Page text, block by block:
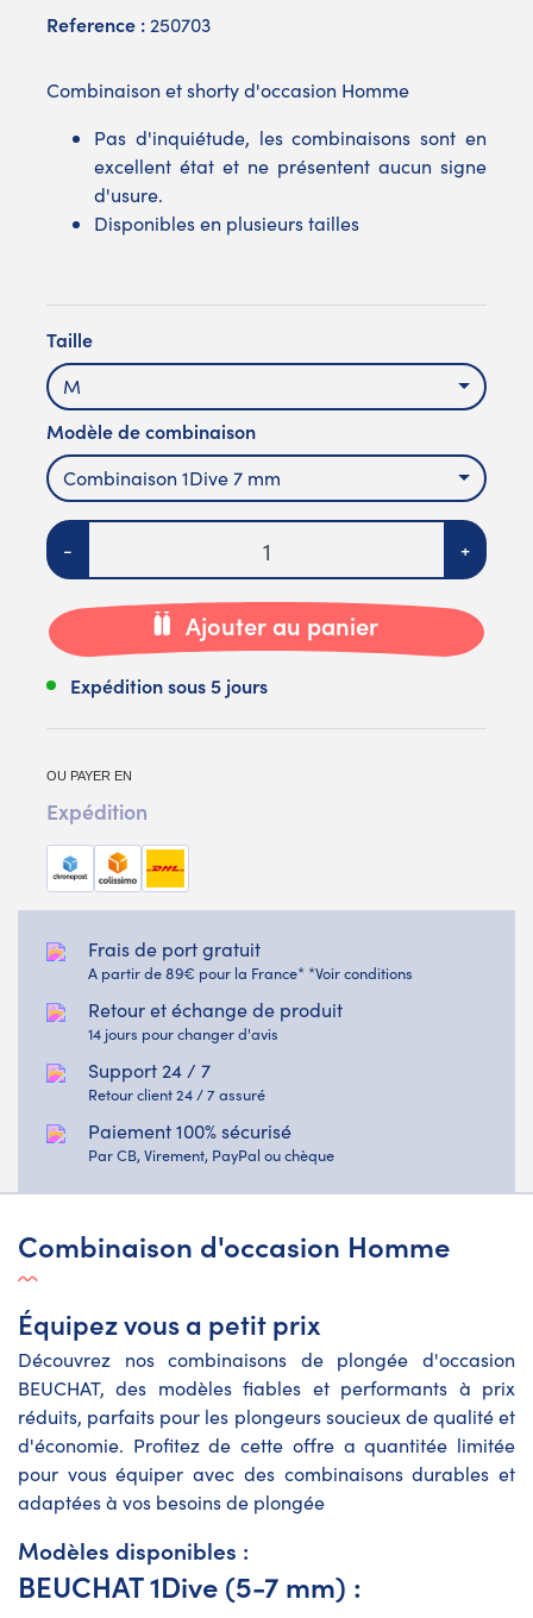
Reference : 250703
Combinaison et shorty d'occasion Homme
Pas d'inquiétude, les combinaisons sont en
excellent état et ne présentent aucun signe
d'usure.
Disponibles en plusieurs tailles
Taille
M
Modèle de combinaison
Combinaison 1Dive 7 mm
Quantité
- +
Ajouter au panier
Expédition sous 5 jours
OU PAYER EN
Expédition
Frais de port gratuit
A partir de 89€ pour la France* *Voir conditions
Retour et échange de produit
14 jours pour changer d'avis
Support 24 / 7
Retour client 24 / 7 assuré
Paiement 100% sécurisé
Par CB, Virement, PayPal ou chèque
Combinaison d'occasion Homme
Équipez vous a petit prix
Découvrez nos combinaisons de plongée d'occasion
BEUCHAT, des modèles fiables et performants à prix
réduits, parfaits pour les plongeurs soucieux de qualité et
d'économie. Profitez de cette offre a quantitée limitée
pour vous équiper avec des combinaisons durables et
adaptées à vos besoins de plongée
Modèles disponibles :
BEUCHAT 1Dive (5-7 mm) :